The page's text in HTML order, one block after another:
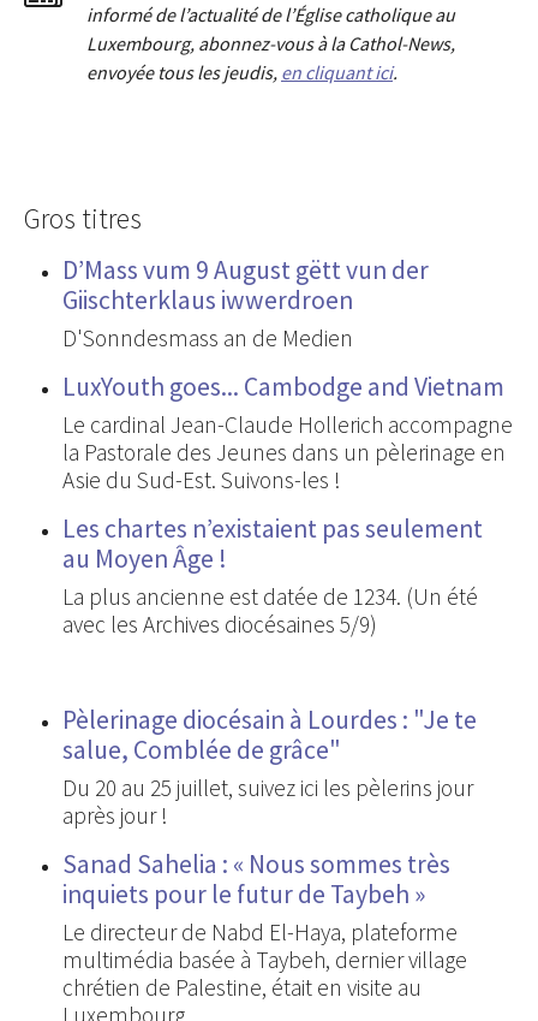
informé de l’actualité de l’Église catholique au
Luxembourg, abonnez-vous à la Cathol-News,
envoyée tous les jeudis, en cliquant ici.
Gros titres
D’Mass vum 9 August gëtt vun der
Giischterklaus iwwerdroen
D'Sonndesmass an de Medien
LuxYouth goes... Cambodge and Vietnam
Le cardinal Jean-Claude Hollerich accompagne
la Pastorale des Jeunes dans un pèlerinage en
Asie du Sud-Est. Suivons-les !
Les chartes n’existaient pas seulement
au Moyen Âge !
La plus ancienne est datée de 1234. (Un été
avec les Archives diocésaines 5/9)
Pèlerinage diocésain à Lourdes : "Je te
salue, Comblée de grâce"
Du 20 au 25 juillet, suivez ici les pèlerins jour
après jour !
Sanad Sahelia : « Nous sommes très
inquiets pour le futur de Taybeh »
Le directeur de Nabd El-Haya, plateforme
multimédia basée à Taybeh, dernier village
chrétien de Palestine, était en visite au